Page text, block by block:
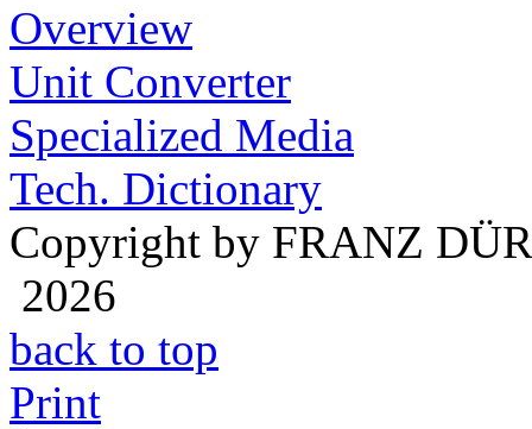
Overview
Unit Converter
Specialized Media
Tech. Dictionary
Copyright by FRANZ
2026
back to top
Print